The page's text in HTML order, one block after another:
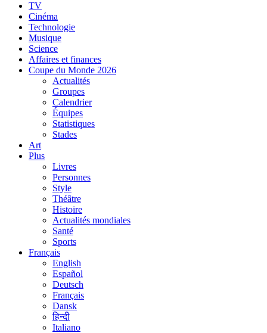
TV
Cinéma
Technologie
Musique
Science
Affaires et finances
Coupe du Monde 2026
Actualités
Groupes
Calendrier
Équipes
Statistiques
Stades
Art
Plus
Livres
Personnes
Style
Théâtre
Histoire
Actualités mondiales
Santé
Sports
Français
English
Español
Deutsch
Français
Dansk
हिन्दी
Italiano